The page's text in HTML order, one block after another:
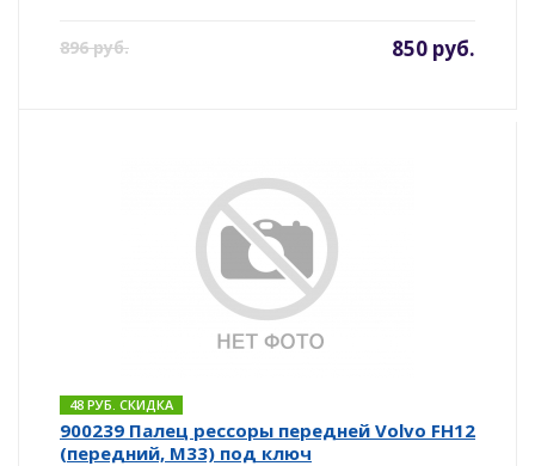
896 руб. 850 руб.
48 РУБ. СКИДКА
900239 Палец рессоры передней Volvo FH12
(передний, M33) под ключ